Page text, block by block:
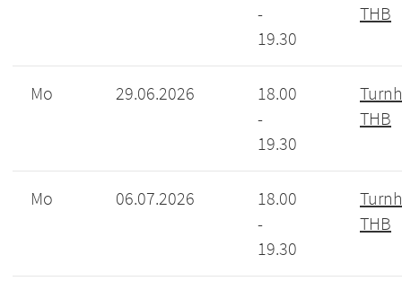
-
19.30
THB
Mo 29.06.2026
18.00
-
19.30
THB
Mo 06.07.2026
18.00
-
19.30
THB